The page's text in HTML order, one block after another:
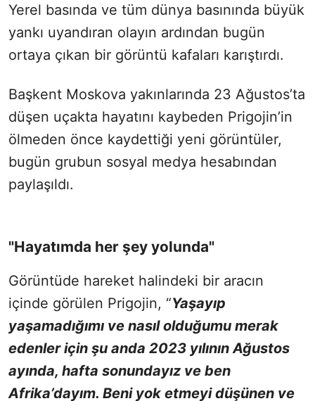
Yerel basında ve tüm dünya basınında büyük
yankı uyandıran olayın ardından bugün
ortaya çıkan bir görüntü kafaları karıştırdı.
Başkent Moskova yakınlarında 23 Ağustos’ta
düşen uçakta hayatını kaybeden Prigojin’in
ölmeden önce kaydettiği yeni görüntüler,
bugün grubun sosyal medya hesabından
paylaşıldı.
"Hayatımda her şey yolunda"
Görüntüde hareket halindeki bir aracın
içinde görülen Prigojin, “Yaşayıp
yaşamadığımı ve nasıl olduğumu merak
edenler için şu anda 2023 yılının Ağustos
ayında, hafta sonundayız ve ben
Afrika’dayım. Beni yok etmeyi düşünen ve